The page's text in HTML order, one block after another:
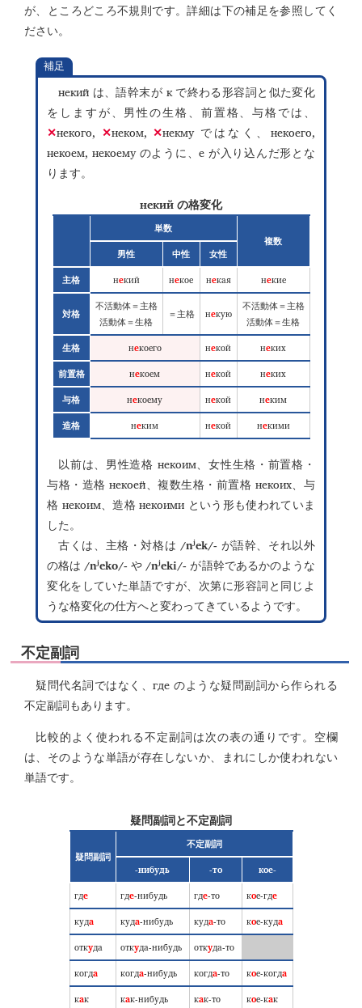
が、ところどころ不規則です。詳細は下の補足を参照してく
ださい。
補足
некий は、語幹末が кで終わる形容詞と似た変化
をしますが、男性の生格、前置格、与格では、
✕некого, ✕неком, ✕некмуではなく、 некоего,
некоем, некоемуのように、е が入り込んだ形とな
ります。
некий の格変化
単数
複数
男性
中性 女性
主格 некий некое некая некие
対格
不活動体＝主格
活動体＝生格
＝主格 некую
不活動体＝主格
活動体＝生格
生格 некоего некой неких
前置格 некоем некой неких
与格 некоему некой неким
造格 неким некой некими
以前は、男性造格 некоим、女性生格・前置格・
与格・造格некоей、複数生格・前置格 некоих、与
格 некоим、造格некоими という形も使われていま
した。
古くは、主格・対格は /nʲek/-が語幹、それ以外
の格は /nʲeko/- や /nʲeki/- が語幹であるかのような
変化をしていた単語ですが、次第に形容詞と同じよ
うな格変化の仕方へと変わってきているようです。
不定副詞
疑問代名詞ではなく、где のような疑問副詞から作られる
不定副詞もあります。
比較的よく使われる不定副詞は次の表の通りです。空欄
は、そのような単語が存在しないか、まれにしか使われない
単語です。
疑問副詞と不定副詞
疑問副詞
不定副詞
-нибудь -то
кое-
где где-нибудь где-то кое-где
куда куда-нибудь куда-то кое-куда
откуда откуда-нибудь откуда-то
когда когда-нибудь когда-то кое-когда
как как-нибудь как-то кое-как